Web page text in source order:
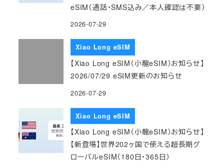
eSIM（通話・SMS込み／本人確認は不要）
2026-07-29
Xiao Long eSIM
【Xiao Long eSIM（小龍eSIM）お知らせ】
2026/07/29 eSIM更新のお知らせ
2026-07-29
Xiao Long eSIM
【Xiao Long eSIM（小龍eSIM）お知らせ】
【新登場】世界202ヶ国で使える超長期グ
ローバルeSIM（180日・365日）